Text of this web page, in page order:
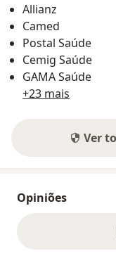
Allianz
Camed
Postal Saúde
Cemig Saúde
GAMA Saúde
+23 mais
Ver
Opiniões